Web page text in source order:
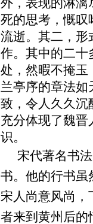
外，表现的淋漓
死的思考，慨叹
流逝。其二，形
作。其中的二十
处，然暇不掩玉
兰亭序的章法如
致，令人久久沉
充分体现了魏晋
识。
宋代著名书
书。他的行书虽
宋人尚意风尚，
者来到黄州后的